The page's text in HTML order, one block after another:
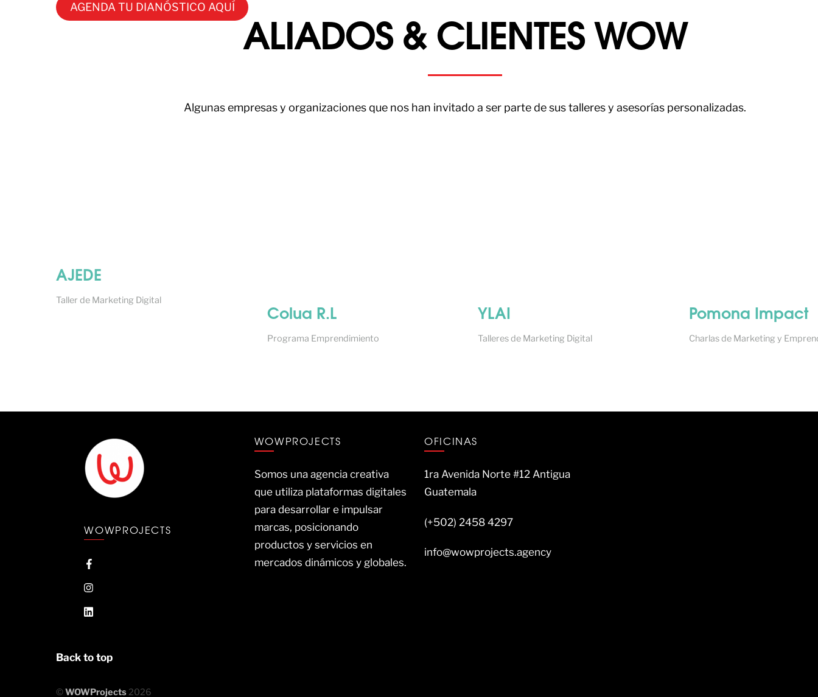
AGENDA TU DIANÓSTICO AQUÍ
ALIADOS & CLIENTES WOW
Algunas empresas y organizaciones que nos han invitado a ser parte de sus talleres y asesorías personalizadas.
AJEDE
Taller de Marketing Digital
Colua R.L
Programa Emprendimiento
YLAI
Talleres de Marketing Digital
Pomona Impact
Charlas de Marketing y
WOWPROJECTS
WOWPROJECTS
Somos una agencia creativa
que utiliza plataformas digitales
para desarrollar e impulsar
marcas, posicionando
productos y servicios en
mercados dinámicos y globales.
OFICINAS
1ra Avenida Norte #12 Antigua
Guatemala
(+502) 2458 4297
info@wowprojects.agency
Back to top
©WOWProjects 2026